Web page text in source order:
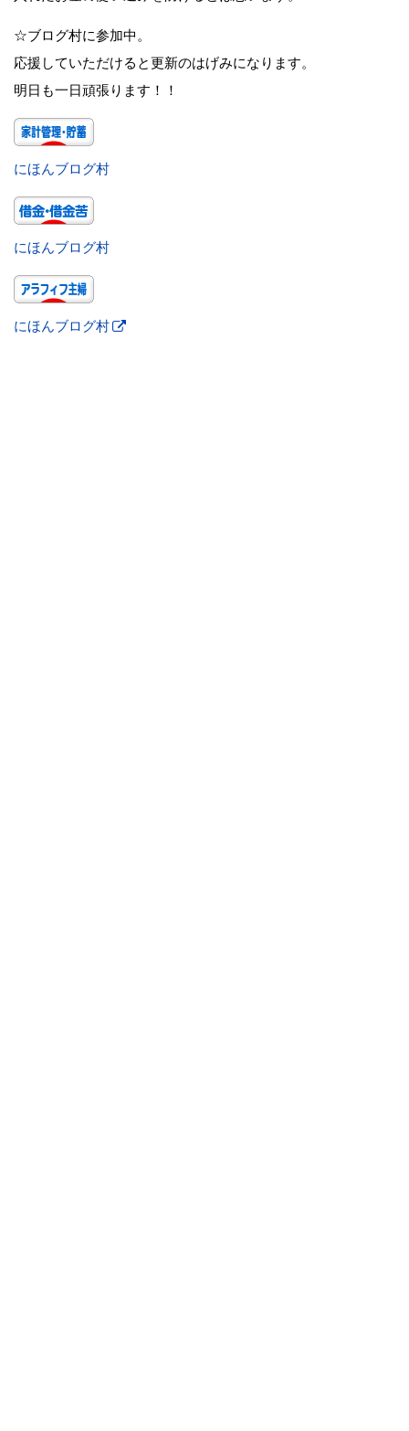
☆ブログ村に参加中。
応援していただけると更新のはげみになります。
明日も一日頑張ります！！
にほんブログ村
にほんブログ村
にほんブログ村